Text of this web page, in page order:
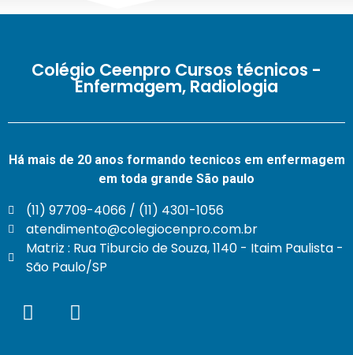
Colégio Ceenpro Cursos técnicos -
Enfermagem, Radiologia
Há mais de 20 anos formando tecnicos em enfermagem
em toda grande São paulo
(11) 97709-4066 / (11) 4301-1056
atendimento@colegiocenpro.com.br
Matriz : Rua Tiburcio de Souza, 1140 - Itaim Paulista -
São Paulo/SP